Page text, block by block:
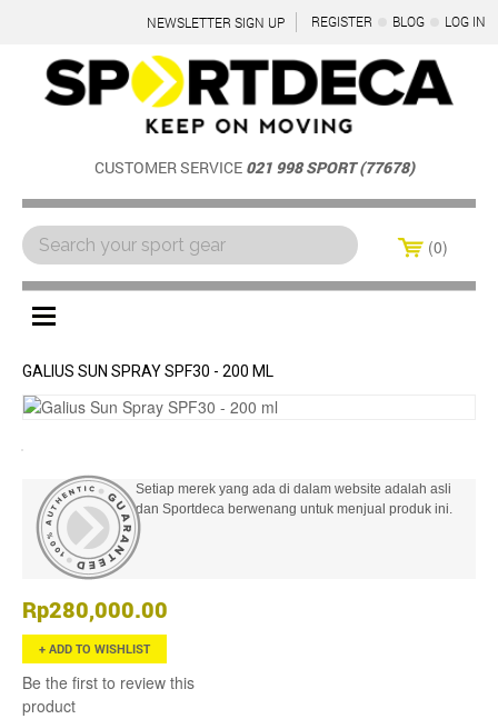
NEWSLETTER SIGN UP REGISTER BLOG LOG IN
CUSTOMER SERVICE 021 998 SPORT (77678)
0
Menu
GALIUS SUN SPRAY SPF30 - 200 ML
Setiap merek yang ada di dalam website adalah asli
dan Sportdeca berwenang untuk menjual produk ini.
Rp280,000.00
ADD TO WISHLIST
Be the first to review this
product